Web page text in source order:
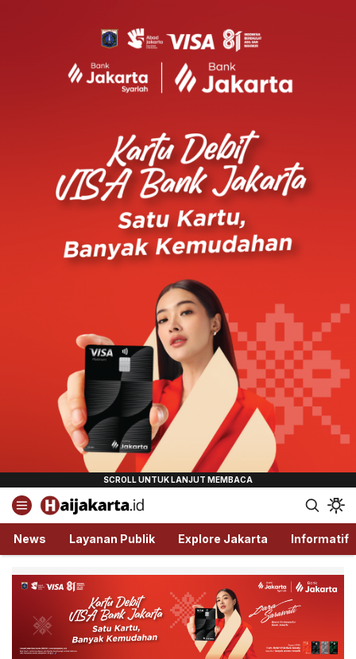
Haijakarta.id
Semua Tentang Jakarta Ada Disini!
News Layanan Publik Explore Jakarta Informatif